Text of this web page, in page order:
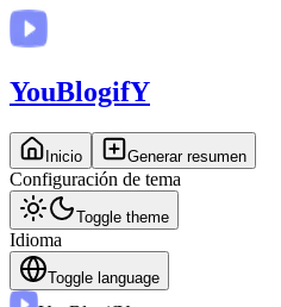
YouBlogifY
Inicio Generar resumen
Configuración de tema
Toggle theme
Idioma
Toggle language